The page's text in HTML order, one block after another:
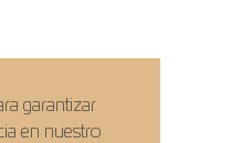
garantizar
en nuestro